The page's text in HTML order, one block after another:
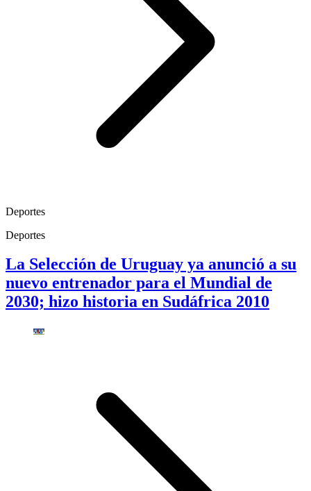
Deportes
Deportes
La Selección de Uruguay ya anunció a su
nuevo entrenador para el Mundial de
2030; hizo historia en Sudáfrica 2010